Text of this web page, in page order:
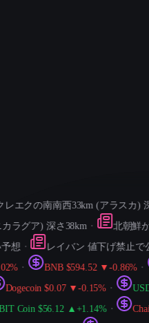
クの南南西33km (アラスカ) 深
グア) 深さ38km・ 北朝鮮が弾
・ レイバン 値下げ禁止で公
・ BNB $594.52 ▼-0.86%・
$0.07 ▼-0.15%・ USDS
$56.12 ▲+1.14%・